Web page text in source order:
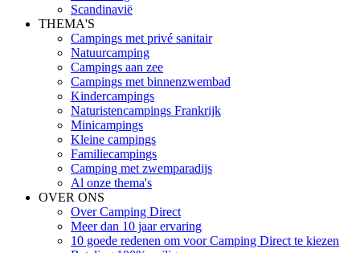
Scandinavië
THEMA'S
Campings met privé sanitair
Natuurcamping
Campings aan zee
Campings met binnenzwembad
Kindercampings
Naturistencampings Frankrijk
Minicampings
Kleine campings
Familiecampings
Camping met zwemparadijs
Al onze thema's
OVER ONS
Over Camping Direct
Meer dan 10 jaar ervaring
10 goede redenen om voor Camping Direct te kiezen